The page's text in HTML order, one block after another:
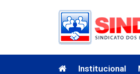
Institucional